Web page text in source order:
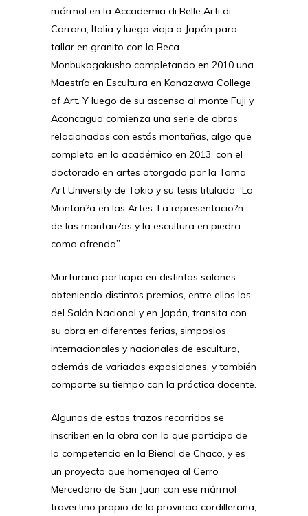
mármol en la Accademia di Belle Arti di
Carrara, Italia y luego viaja a Japón para
tallar en granito con la Beca
Monbukagakusho completando en 2010 una
Maestría en Escultura en Kanazawa College
of Art. Y luego de su ascenso al monte Fuji y
Aconcagua comienza una serie de obras
relacionadas con estás montañas, algo que
completa en lo académico en 2013, con el
doctorado en artes otorgado por la Tama
Art University de Tokio y su tesis titulada “La
Montan?a en las Artes: La representacio?n
de las montan?as y la escultura en piedra
como ofrenda”.
Marturano participa en distintos salones
obteniendo distintos premios, entre ellos los
del Salón Nacional y en Japón, transita con
su obra en diferentes ferias, simposios
internacionales y nacionales de escultura,
además de variadas exposiciones, y también
comparte su tiempo con la práctica docente.
Algunos de estos trazos recorridos se
inscriben en la obra con la que participa de
la competencia en la Bienal de Chaco, y es
un proyecto que homenajea al Cerro
Mercedario de San Juan con ese mármol
travertino propio de la provincia cordillerana,